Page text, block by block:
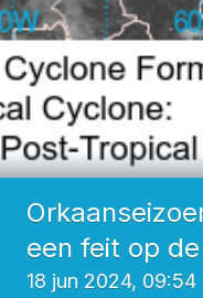
een feit op
18 jun 2024, 09:54